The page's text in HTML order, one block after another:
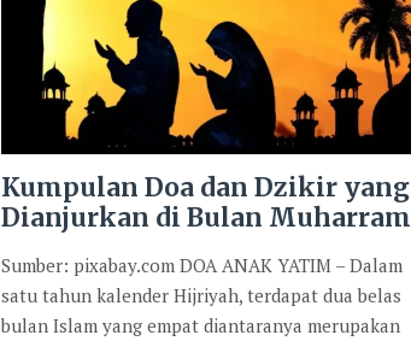
Kumpulan Doa dan Dzikir yang
Dianjurkan di Bulan Muharram
Sumber: pixabay.com DOA ANAK YATIM – Dalam
satu tahun kalender Hijriyah, terdapat dua belas
bulan Islam yang empat diantaranya merupakan